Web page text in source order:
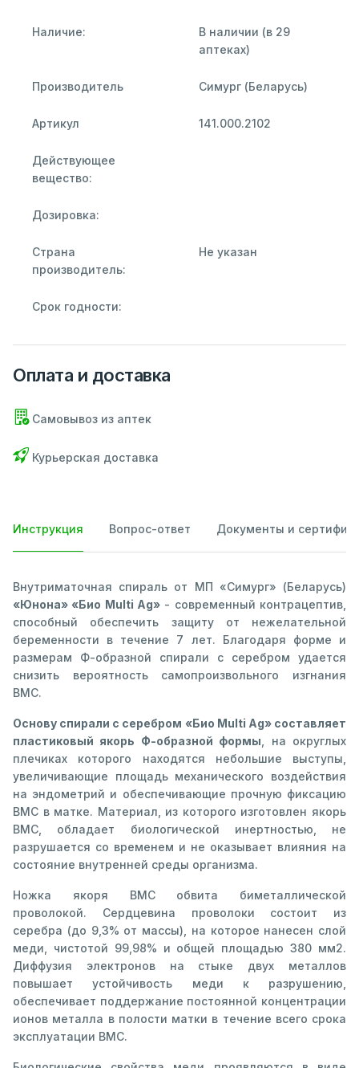
Наличие:
В наличии (в 29
аптеках)
Производитель Симург (Беларусь)
Артикул 141.000.2102
Действующее
вещество:
Дозировка:
Страна
производитель:
Не указан
Срок годности:
Оплата и доставка
Самовывоз из аптек
Курьерская доставка
Инструкция Вопрос-ответ Документы и
Внутриматочная спираль от МП «Симург» (Беларусь)
«Юнона» «Био Multi Ag» - современный контрацептив,
способный обеспечить защиту от нежелательной
беременности в течение 7 лет. Благодаря форме и
размерам Ф-образной спирали с серебром удается
снизить вероятность самопроизвольного изгнания
ВМС.
Основу спирали с серебром «Био Multi Ag» составляет
пластиковый якорь Ф-образной формы , на округлых
плечиках которого находятся небольшие выступы,
увеличивающие площадь механического воздействия
на эндометрий и обеспечивающие прочную фиксацию
ВМС в матке. Материал, из которого изготовлен якорь
ВМС, обладает биологической инертностью, не
разрушается со временем и не оказывает влияния на
состояние внутренней среды организма.
Ножка якоря ВМС обвита биметаллической
проволокой. Сердцевина проволоки состоит из
серебра (до 9,3% от массы), на которое нанесен слой
меди, чистотой 99,98% и общей площадью 380 мм2.
Диффузия электронов на стыке двух металлов
повышает устойчивость меди к разрушению,
обеспечивает поддержание постоянной концентрации
ионов металла в полости матки в течение всего срока
эксплуатации ВМС.